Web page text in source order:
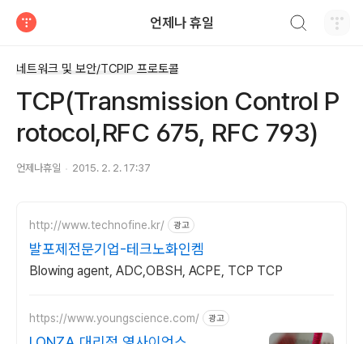
언제나 휴일
네트워크 및 보안/TCPIP 프로토콜
TCP(Transmission Control P
rotocol,RFC 675, RFC 793)
언제나휴일 2015. 2. 2. 17:37
http://www.technofine.kr/ 광고
발포제전문기업-테크노화인켐
Blowing agent, ADC,OBSH, ACPE, TCP TCP
https://www.youngscience.com/ 광고